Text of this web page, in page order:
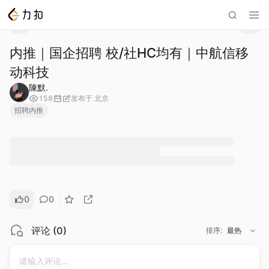
内推｜国企招聘 校/社HC均有｜中航信移
动科技
陳默.
158 发布于 北京
招聘内推
0 0
评论 (0) 排序: 最热